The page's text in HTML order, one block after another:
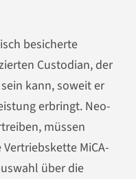
besicherte
Custodian, der
kann, soweit er
erbringt. Neo-
müssen
MiCA-
über die